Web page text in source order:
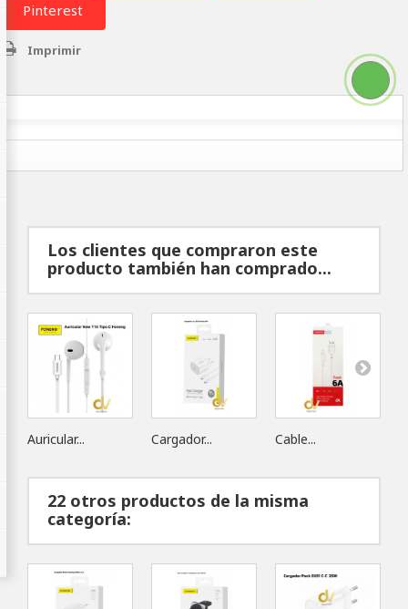
Pinterest
Imprimir
Los clientes que compraron este
producto también han comprado...
Auricular... Cargador... Cable...
22 otros productos de la misma
categoría: